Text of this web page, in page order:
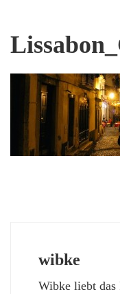
wibke
Wibke liebt das